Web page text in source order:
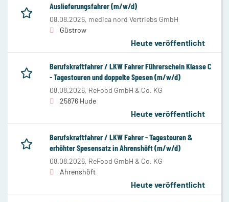
Auslieferungsfahrer (m/w/d)
08.08.2026, medica nord Vertriebs GmbH
Güstrow
Heute veröffentlicht
Berufskraftfahrer / LKW Fahrer Führerschein Klasse C
- Tagestouren und doppelte Spesen (m/w/d)
08.08.2026, ReFood GmbH & Co. KG
25876 Hude
Heute veröffentlicht
Berufskraftfahrer / LKW Fahrer - Tagestouren &
erhöhter Spesensatz in Ahrenshöft (m/w/d)
08.08.2026, ReFood GmbH & Co. KG
Ahrenshöft
Heute veröffentlicht